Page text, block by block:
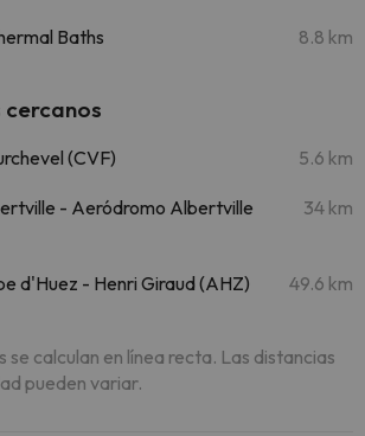
Baths 8.8 km
(CVF) 5.6 km
- Aeródromo Albertville
34 km
d'Huez - Henri Giraud (AHZ) 49.6 km
se calculan en línea recta. Las distancias
pueden variar.